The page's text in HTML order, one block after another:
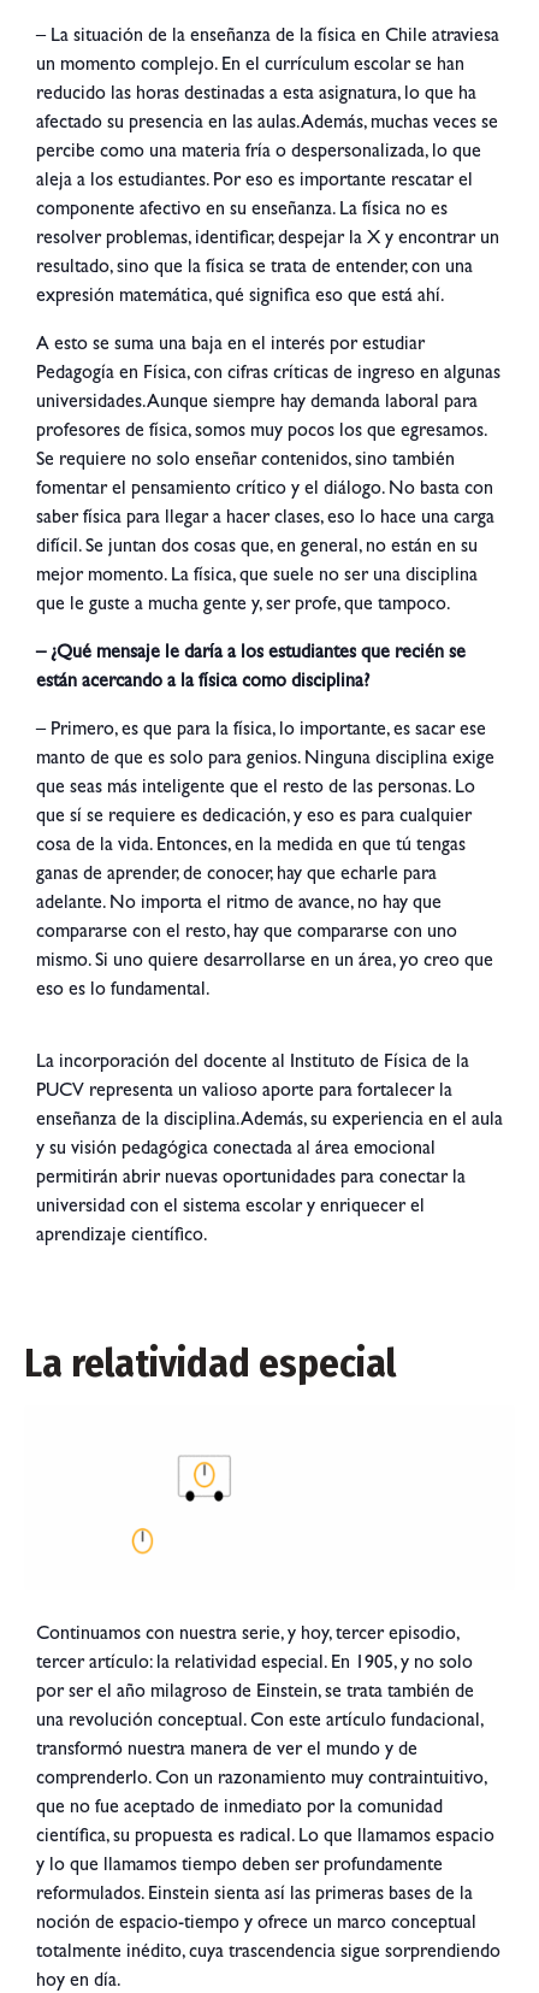
– La situación de la enseñanza de la física en Chile atraviesa
un momento complejo. En el currículum escolar se han
reducido las horas destinadas a esta asignatura, lo que ha
afectado su presencia en las aulas. Además, muchas veces se
percibe como una materia fría o despersonalizada, lo que
aleja a los estudiantes. Por eso es importante rescatar el
componente afectivo en su enseñanza. La física no es
resolver problemas, identificar, despejar la X y encontrar un
resultado, sino que la física se trata de entender, con una
expresión matemática, qué significa eso que está ahí.
A esto se suma una baja en el interés por estudiar
Pedagogía en Física, con cifras críticas de ingreso en algunas
universidades. Aunque siempre hay demanda laboral para
profesores de física, somos muy pocos los que egresamos.
Se requiere no solo enseñar contenidos, sino también
fomentar el pensamiento crítico y el diálogo. No basta con
saber física para llegar a hacer clases, eso lo hace una carga
difícil. Se juntan dos cosas que, en general, no están en su
mejor momento. La física, que suele no ser una disciplina
que le guste a mucha gente y, ser profe, que tampoco.
– ¿Qué mensaje le daría a los estudiantes que recién se
están acercando a la física como disciplina?
– Primero, es que para la física, lo importante, es sacar ese
manto de que es solo para genios. Ninguna disciplina exige
que seas más inteligente que el resto de las personas. Lo
que sí se requiere es dedicación, y eso es para cualquier
cosa de la vida. Entonces, en la medida en que tú tengas
ganas de aprender, de conocer, hay que echarle para
adelante. No importa el ritmo de avance, no hay que
compararse con el resto, hay que compararse con uno
mismo. Si uno quiere desarrollarse en un área, yo creo que
eso es lo fundamental.
La incorporación del docente al Instituto de Física de la
PUCV representa un valioso aporte para fortalecer la
enseñanza de la disciplina. Además, su experiencia en el aula
y su visión pedagógica conectada al área emocional
permitirán abrir nuevas oportunidades para conectar la
universidad con el sistema escolar y enriquecer el
aprendizaje científico.
La relatividad especial
Continuamos con nuestra serie, y hoy, tercer episodio,
tercer artículo: la relatividad especial. En 1905, y no solo
por ser el año milagroso de Einstein, se trata también de
una revolución conceptual. Con este artículo fundacional,
transformó nuestra manera de ver el mundo y de
comprenderlo. Con un razonamiento muy contraintuitivo,
que no fue aceptado de inmediato por la comunidad
científica, su propuesta es radical. Lo que llamamos espacio
y lo que llamamos tiempo deben ser profundamente
reformulados. Einstein sienta así las primeras bases de la
noción de espacio-tiempo y ofrece un marco conceptual
totalmente inédito, cuya trascendencia sigue sorprendiendo
hoy en día.